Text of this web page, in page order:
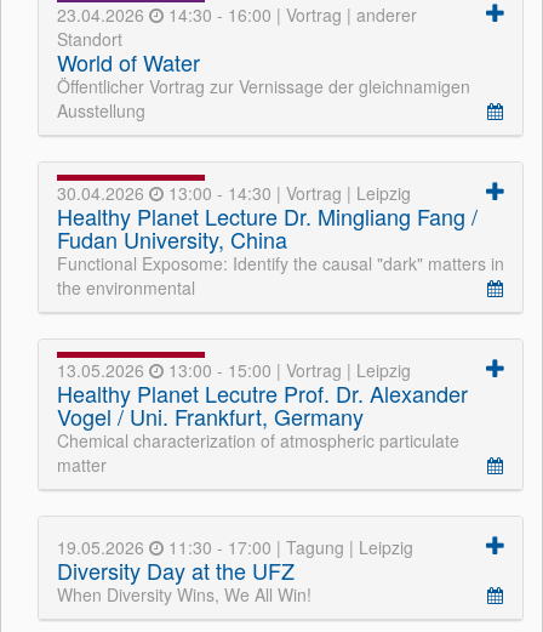
23.04.2026
14:30 - 16:00 | Vortrag | anderer
Standort
World of Water
Öffentlicher Vortrag zur Vernissage der gleichnamigen
Ausstellung
30.04.2026 13:00 - 14:30 | Vortrag | Leipzig
Healthy Planet Lecture Dr. Mingliang Fang /
Fudan University, China
Functional Exposome: Identify the causal "dark" matters in
the environmental
13.05.2026 13:00 - 15:00 | Vortrag | Leipzig
Healthy Planet Lecutre Prof. Dr. Alexander
Vogel / Uni. Frankfurt, Germany
Chemical characterization of atmospheric particulate
matter
19.05.2026 11:30 - 17:00 | Tagung | Leipzig
Diversity Day at the UFZ
When Diversity Wins, We All Win!